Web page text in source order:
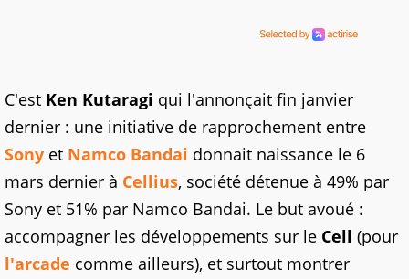
C'est Ken Kutaragi qui l'annonçait fin janvier
dernier : une initiative de rapprochement entre
Sony et Namco Bandai donnait naissance le 6
mars dernier à Cellius, société détenue à 49% par
Sony et 51% par Namco Bandai. Le but avoué :
accompagner les développements sur le Cell (pour
l'arcade comme ailleurs), et surtout montrer